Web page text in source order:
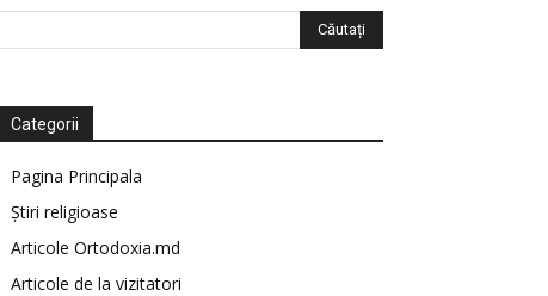
Categorii
Pagina Principala
Știri religioase
Articole Ortodoxia.md
Articole de la vizitatori